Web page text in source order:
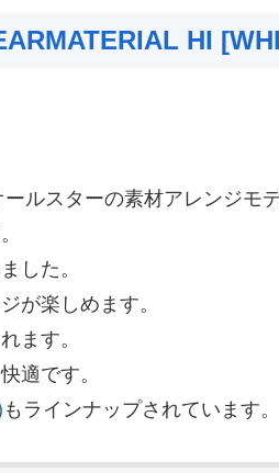
HI
ルスターの素材アレンジモ
した。
が楽しめます。
ます。
適です。
もラインナップされています。